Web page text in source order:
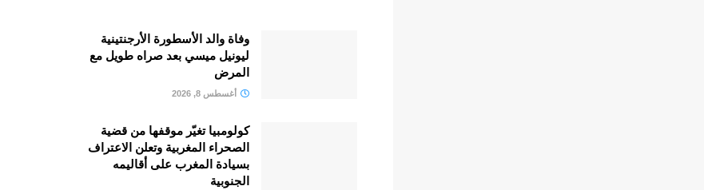
وفاة والد الأسطورة الأرجنتينية
ليونيل ميسي بعد صراه طويل مع
المرض
أغسطس 8, 2026
كولومبيا تغيّر موقفها من قضية
الصحراء المغربية وتعلن الاعتراف
بسيادة المغرب على أقاليمه
الجنوبية